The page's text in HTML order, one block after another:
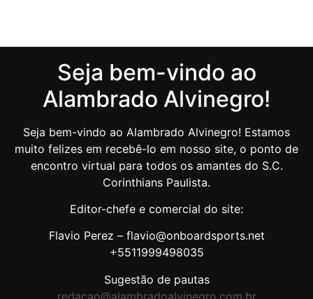
Seja bem-vindo ao
Alambrado Alvinegro!
Seja bem-vindo ao Alambrado Alvinegro! Estamos
muito felizes em recebê-lo em nosso site, o ponto de
encontro virtual para todos os amantes do S.C.
Corinthians Paulista.
Editor-chefe e comercial do site:
Flavio Perez – flavio@onboardsports.net
+5511999498035
Sugestão de pautas
redacao@alambradoalvinegro.com.br